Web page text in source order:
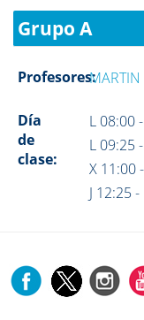
Grupo A
Profesores:MARTIN
Día
de
clase:
L 08:00
L 09:25
X 11:00
J 12:25